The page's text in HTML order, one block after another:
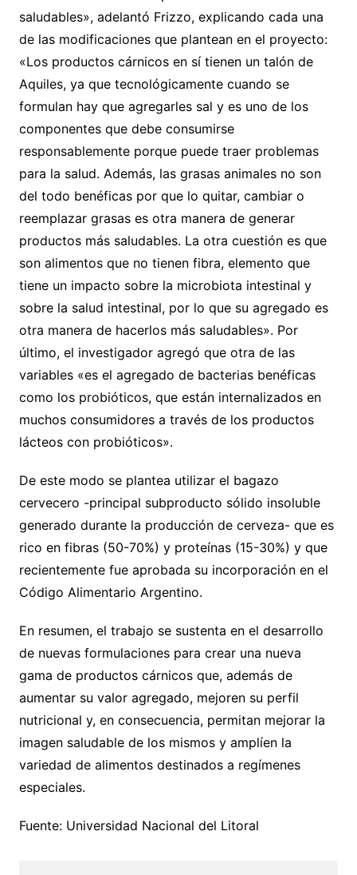
saludables», adelantó Frizzo, explicando cada una
de las modificaciones que plantean en el proyecto:
«Los productos cárnicos en sí tienen un talón de
Aquiles, ya que tecnológicamente cuando se
formulan hay que agregarles sal y es uno de los
componentes que debe consumirse
responsablemente porque puede traer problemas
para la salud. Además, las grasas animales no son
del todo benéficas por que lo quitar, cambiar o
reemplazar grasas es otra manera de generar
productos más saludables. La otra cuestión es que
son alimentos que no tienen fibra, elemento que
tiene un impacto sobre la microbiota intestinal y
sobre la salud intestinal, por lo que su agregado es
otra manera de hacerlos más saludables». Por
último, el investigador agregó que otra de las
variables «es el agregado de bacterias benéficas
como los probióticos, que están internalizados en
muchos consumidores a través de los productos
lácteos con probióticos».
De este modo se plantea utilizar el bagazo
cervecero -principal subproducto sólido insoluble
generado durante la producción de cerveza- que es
rico en fibras (50-70%) y proteínas (15-30%) y que
recientemente fue aprobada su incorporación en el
Código Alimentario Argentino.
En resumen, el trabajo se sustenta en el desarrollo
de nuevas formulaciones para crear una nueva
gama de productos cárnicos que, además de
aumentar su valor agregado, mejoren su perfil
nutricional y, en consecuencia, permitan mejorar la
imagen saludable de los mismos y amplíen la
variedad de alimentos destinados a regímenes
especiales.
Fuente: Universidad Nacional del Litoral